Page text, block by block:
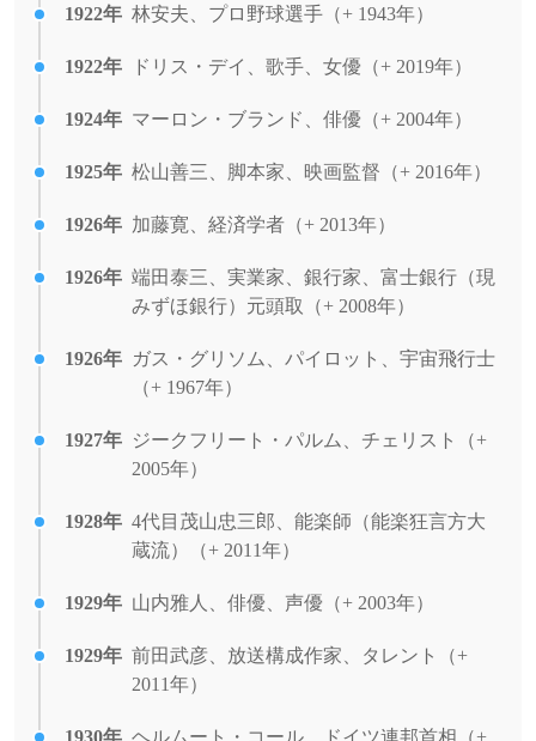
1922年 林安夫、プロ野球選手（+ 1943年）
1922年 ドリス・デイ、歌手、女優（+ 2019年）
1924年 マーロン・ブランド、俳優（+ 2004年）
1925年 松山善三、脚本家、映画監督（+ 2016年）
1926年 加藤寛、経済学者（+ 2013年）
1926年 端田泰三、実業家、銀行家、富士銀行（現
みずほ銀行）元頭取（+ 2008年）
1926年 ガス・グリソム、パイロット、宇宙飛行士
（+ 1967年）
1927年 ジークフリート・パルム、チェリスト（+
2005年）
1928年 4代目茂山忠三郎、能楽師（能楽狂言方大
蔵流）（+ 2011年）
1929年 山内雅人、俳優、声優（+ 2003年）
1929年 前田武彦、放送構成作家、タレント（+
2011年）